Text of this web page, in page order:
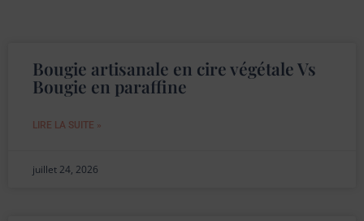
Bougie artisanale en cire végétale Vs
Bougie en paraffine
LIRE LA SUITE »
juillet 24, 2026
a
g
a
g
a